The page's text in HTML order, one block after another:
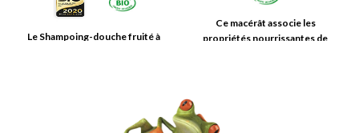
Le Shampoing-douche fruitéà
Ce macérât associe les
propriétés nourrissantes de
est traditionnellement utilisé
pour apporter force et brillance